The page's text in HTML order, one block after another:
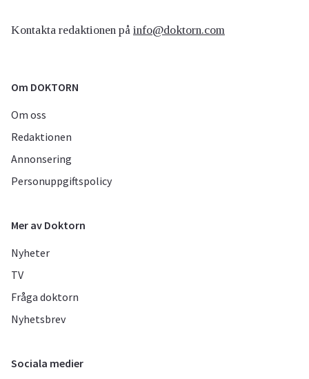
Kontakta redaktionen på info@doktorn.com
Om DOKTORN
Om oss
Redaktionen
Annonsering
Personuppgiftspolicy
Mer av Doktorn
Nyheter
TV
Fråga doktorn
Nyhetsbrev
Sociala medier